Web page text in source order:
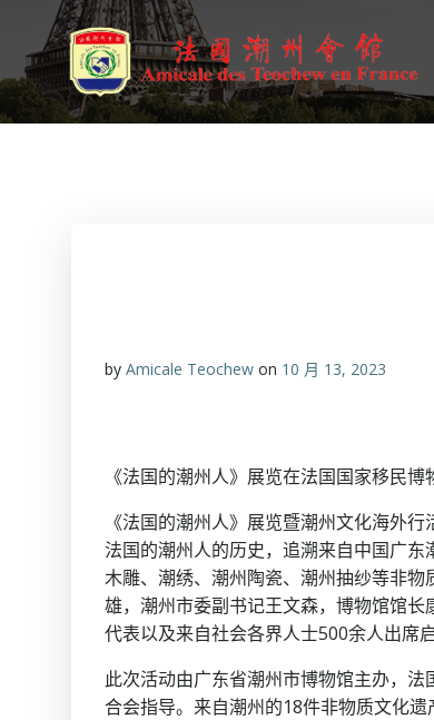
内
容
by Amicale Teochew on 10 月 13, 2023
《法国的潮州人》展览在法国国家移民博
《法国的潮州人》展览暨潮州文化海外
法国的潮州人的历史，追溯来自中国广
木雕、潮绣、潮州陶瓷、潮州抽纱等非
雄，潮州市委副书记王文森，博物馆馆
代表以及来自社会各界人士500余人出席启
此次活动由广东省潮州市博物馆主办，
合会指导。来自潮州的18件非物质文化